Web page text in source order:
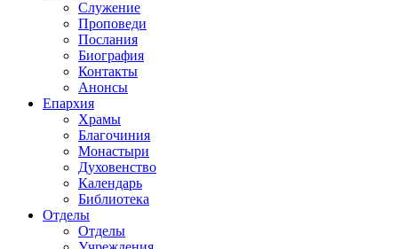
Служение
Проповеди
Послания
Биография
Контакты
Анонсы
Епархия
Храмы
Благочиния
Монастыри
Духовенство
Календарь
Библиотека
Отделы
Отделы